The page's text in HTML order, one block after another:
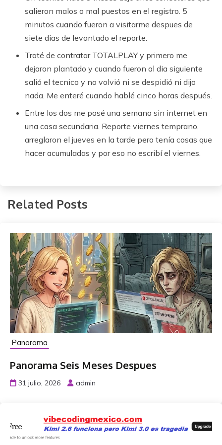
salieron malos o mal puestos en el registro. 5
minutos cuando fueron a visitarme despues de
siete dias de levantado el reporte.
Traté de contratar TOTALPLAY y primero me
dejaron plantado y cuando fueron al dia siguiente
salió el tecnico y no volvió ni se despidió ni dijo
nada. Me enteré cuando hablé cinco horas después.
Entre los dos me pasé una semana sin internet en
una casa secundaria. Reporte viernes temprano,
arreglaron el jueves en la tarde pero tenía cosas que
hacer acumuladas y por eso no escribí el viernes.
Related Posts
Panorama
Panorama Seis Meses Despues
31 julio, 2026 admin